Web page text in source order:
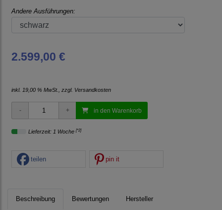
Andere Ausführungen:
2.599,00 €
inkl. 19,00 % MwSt., zzgl. Versandkosten
in den Warenkorb
Lieferzeit: 1 Woche [*2]
teilen pin it
Beschreibung Bewertungen Hersteller